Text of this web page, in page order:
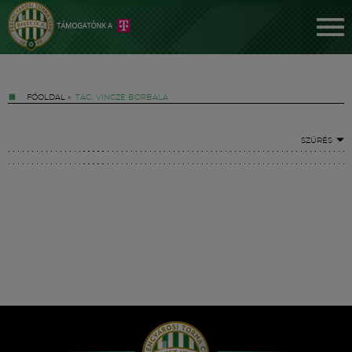
FŐOLDAL » TAG: VINCZE BORBÁLA
SZŰRÉS
Hírek